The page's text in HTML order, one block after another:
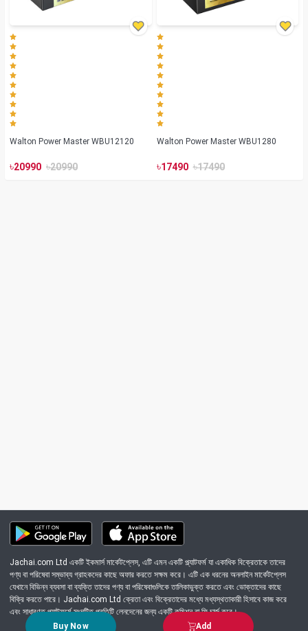
Buy Now Add
Walton Power Master WBU12120
৳20990 ৳20990
Walton Power Master WBU1280
৳17490 ৳17490
Jachai.com Ltd একটি ইকমার্স মার্কেটপ্লেস, এটি এমন একটি প্ল্যাটফর্ম যা একাধিক বিক্রেতাকে তাদের
পণ্য বা পরিষেবা সম্ভাব্য গ্রাহকদের কাছে অফার করতে সক্ষম করে। এটি এক ধরনের অনলাইন মার্কেটপ্লেস
যেখানে বিভিন্ন ব্যবসা বা ব্যক্তি তাদের পণ্য বা পরিষেবাগুলিকে তালিকাভুক্ত করতে এবং ভোক্তাদের কাছে
বিক্রি করতে পারে। Jachai.com Ltd ক্রেতা এবং বিক্রেতাদের মধ্যে মধ্যস্থতাকারী হিসাবে কাজ করে
এবং সাধারণত প্ল্যাটফর্মে সংঘটিত প্রতিটি লেনদেনের জন্য একটি কমিশন বা ফি চার্জ করে।